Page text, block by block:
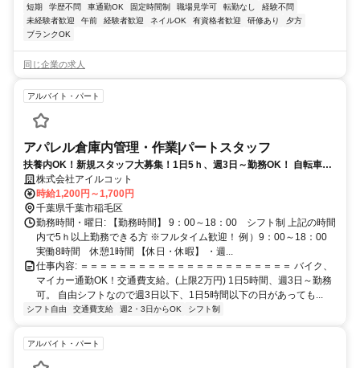
短期
学歴不問 車通勤OK 固定時間制 職場見学可 転勤なし
経験不問
未経験者歓迎
午前 経験者歓迎 ネイルOK 有資格者歓迎 研修あり
夕方
ブランクOK
同じ企業の求人
アルバイト・パート
アパレル倉庫内管理・作業|パートスタッフ
扶養内OK！新規スタッフ大募集！1日5ｈ、週3日～勤務OK！ 自転車、
バイク、マイカー通勤可能です！
株式会社アイルコット
時給1,200円～1,700円
千葉県千葉市稲毛区
勤務時間・曜日: 【勤務時間】 9：00～18：00 シフト制 上記の時間
内で5ｈ以上勤務できる方 ※フルタイム歓迎！ 例）9：00～18：00
実働8時間 休憩1時間 【休日・休暇】 ・週...
仕事内容: ＝＝＝＝＝＝＝＝＝＝＝＝＝＝＝＝＝＝＝＝＝＝ バイク、
マイカー通勤OK！交通費支給。(上限2万円) 1日5時間、週3日～勤務
可。 自由シフトなので週3日以下、1日5時間以下の日があっても...
シフト自由 交通費支給 週2・3日からOK シフト制
アルバイト・パート